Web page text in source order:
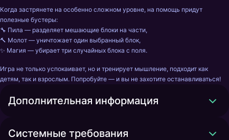
Когда застрянете на особенно сложном уровне, на помощь придут
полезные бустеры:
🔧 Пила — разделяет мешающие блоки на части,
🔨 Молот — уничтожает один выбранный блок,
✨ Магия — убирает три случайных блока с поля.
Игра не только успокаивает, но и тренирует мышление, подходит как
детям, так и взрослым. Попробуйте — и вы не захотите останавливаться!
Дополнительная информация
Системные требования